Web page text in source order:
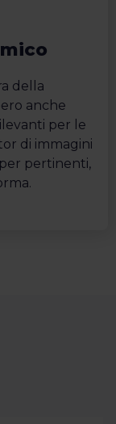
della
anche
per le
di immagini
pertinenti,